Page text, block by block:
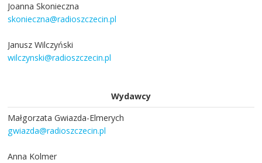
Joanna Skonieczna
skonieczna@radioszczecin.pl
Janusz Wilczyński
wilczynski@radioszczecin.pl
Wydawcy
Małgorzata Gwiazda-Elmerych
gwiazda@radioszczecin.pl
Anna Kolmer